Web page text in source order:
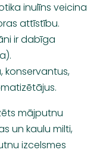
inulīns veicina
attīstību.
ir dabīga
konservantus,
mājputnu
un kaulu milti,
izcelsmes